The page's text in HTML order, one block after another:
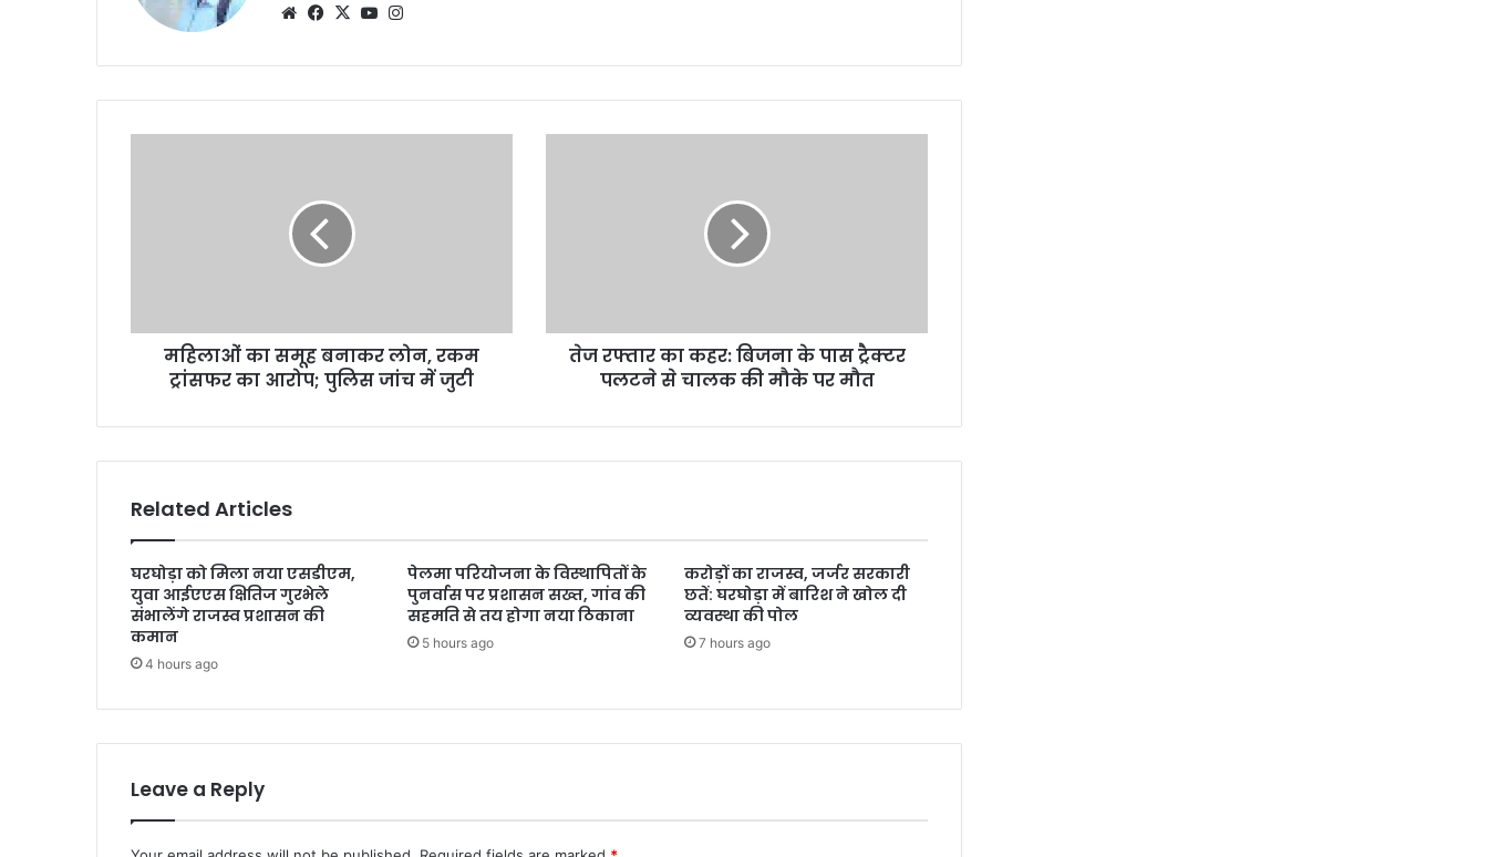
WebsiteFacebook
X YouTube
महिलाओं का समूह बनाकर लोन, रकम
ट्रांसफर का आरोप; पुलिस जांच में जुटी
तेज रफ्तार का कहर: बिजना के पास ट्रैक्टर
पलटने से चालक की मौके पर मौत
Related Articles
घरघोड़ा को मिला नया एसडीएम,
युवा आईएएस क्षितिज गुरभेले
संभालेंगे राजस्व प्रशासन की
कमान
4 hours ago
पेलमा परियोजना के विस्थापितों के
पुनर्वास पर प्रशासन सख्त, गांव की
सहमति से तय होगा नया ठिकाना
5 hours ago
करोड़ों का राजस्व, जर्जर सरकारी
छतें: घरघोड़ा में बारिश ने खोल दी
व्यवस्था की पोल
7 hours ago
Leave a Reply